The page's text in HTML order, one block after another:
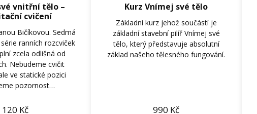
vnitřní tělo –
cvičení
Bičíkovou. Sedmá
ranních rozcviček
zcela odlišná od
Nebudeme cvičit
ve statické pozici
pozornost…
120 Kč
Kurz Vnímej své tělo
Základní kurz jehož součástí je
základní stavební pilíř Vnímej své
tělo, který představuje absolutní
základ našeho tělesného fungování.
990 Kč